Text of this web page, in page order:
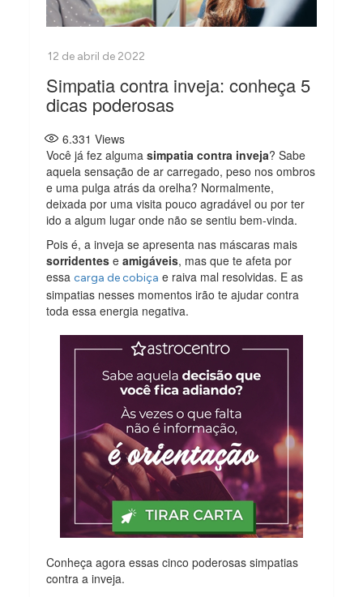
Simpatia contra inveja: conheça 5
dicas poderosas
6.331 Views
Você já fez algumasimpatia contra inveja? Sabe
aquela sensação de ar carregado, peso nos ombros
e uma pulga atrás da orelha? Normalmente,
deixada por uma visita pouco agradável ou por ter
ido a algum lugar onde não se sentiu bem-vinda.
Pois é, a inveja se apresenta nas máscaras mais
sorridentes eamigáveis, mas que te afeta por
essacarga de cobiça e raiva mal resolvidas. E as
simpatias nesses momentos irão te ajudar contra
toda essa energia negativa.
Conheça agora essas cinco poderosas simpatias
contra a inveja.